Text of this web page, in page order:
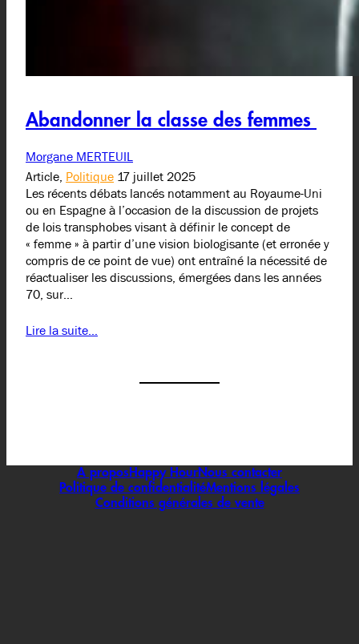
Abandonner la classe des femmes
Morgane MERTEUIL
Article, Politique 17 juillet 2025
Les récents débats lancés notamment au Royaume-Uni
ou en Espagne à l’occasion de la discussion de projets
de lois transphobes visant à définir le concept de
« femme » à partir d’une vision biologisante (et erronée y
compris de ce point de vue) ont entraîné la nécessité de
réactualiser les discussions, émergées dans les années
70, sur…
Lire la suite…
A propos Happy HourNous contacter
Politique de confidentialitéMentions légales
Conditions générales de vente